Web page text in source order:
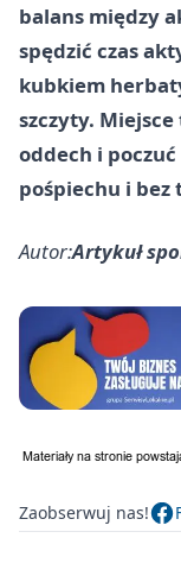
balans między
spędzić czas
kubkiem
szczyty. Miejsce
oddech i
pośpiechu i bez
Autor:Artykuł
Zaobserwuj nas!